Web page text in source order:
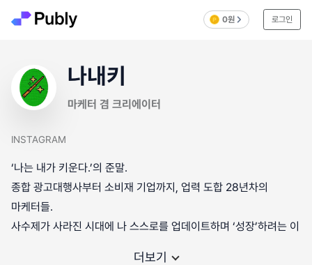
0원 로그인
나내키
마케터 겸 크리에이터
INSTAGRAM
‘나는 내가 키운다.’의 준말.
종합 광고대행사부터 소비재 기업까지, 업력 도합 28년차의
마케터들.
사수제가 사라진 시대에 나 스스로를 업데이트하며 ‘성장’하려는 이
더보기